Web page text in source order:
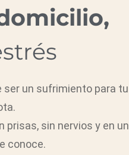
ser un sufrimiento para tu
prisas, sin nervios y en un
conoce.